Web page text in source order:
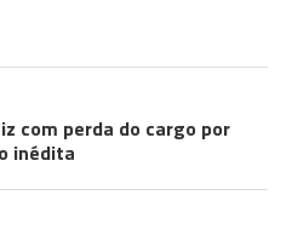
com perda do cargo por
inédita